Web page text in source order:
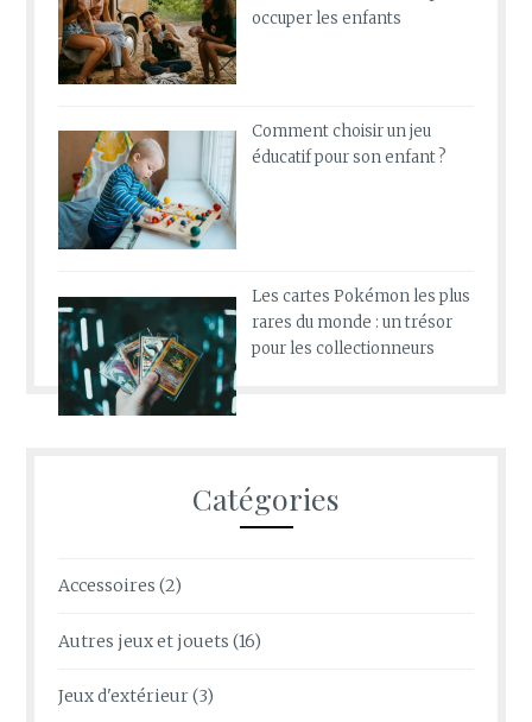
occuper les enfants
Comment choisir un jeu
éducatif pour son enfant ?
Les cartes Pokémon les plus
rares du monde : un trésor
pour les collectionneurs
Catégories
Accessoires (2)
Autres jeux et jouets (16)
Jeux d'extérieur(3)